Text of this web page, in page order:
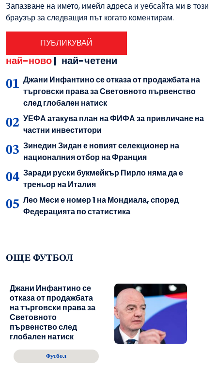
Запазване на името, имейл адреса и уебсайта ми в този
браузър за следващия път когато коментирам.
най-ново| най-четени
Джани Инфантино се отказа от продажбата на
търговски права за Световното първенство
след глобален натиск
УЕФА атакува план на ФИФА за привличане на
частни инвеститори
Зинедин Зидан е новият селекционер на
националния отбор на Франция
Заради руски букмейкър Пирло няма да е
треньор на Италия
Лео Меси е номер 1 на Мондиала, според
Федерацията по статистика
ОЩЕ ФУТБОЛ
Джани Инфантино се
отказа от продажбата
на търговски права за
Световното
първенство след
глобален натиск
Футбол